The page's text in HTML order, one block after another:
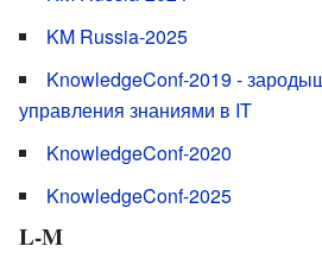
KM Russia-2025
KnowledgeConf-2019 -
управления знаниями в IT
KnowledgeConf-2020
KnowledgeConf-2025
L-M